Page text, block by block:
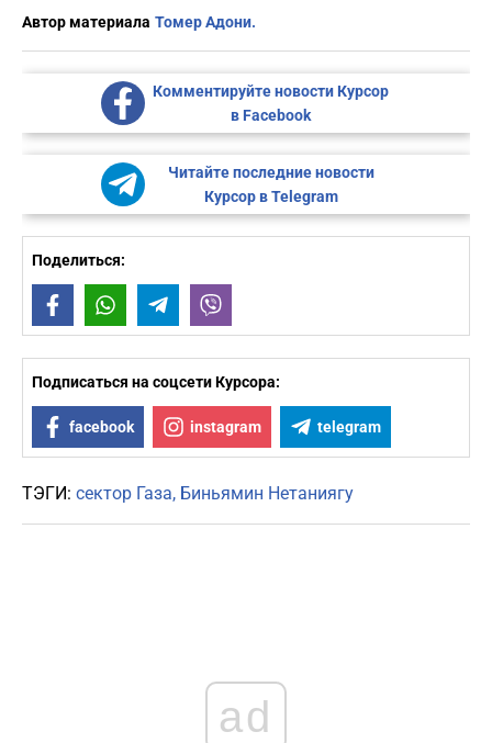
Автор материала Томер Адони.
Комментируйте новости Курсор
в Facebook
Читайте последние новости
Курсор в Telegram
Поделиться:
FacebookWhatsAppTelegram
Подписаться на соцсети Курсора:
facebook instagram telegram
ТЭГИ: сектор Газа Биньямин Нетаниягу
ad